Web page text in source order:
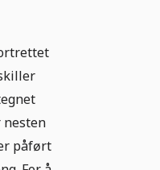
nesten
påført